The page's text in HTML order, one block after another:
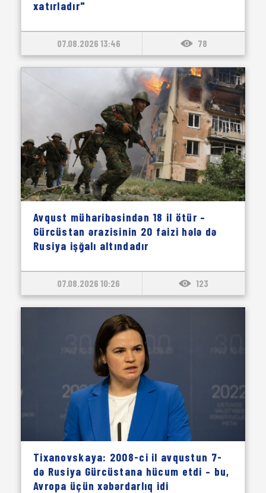
xatırladır"
07.08.2026 13:46 78
Avqust müharibəsindən 18 il ötür –
Gürcüstan ərazisinin 20 faizi hələ də
Rusiya işğalı altındadır
07.08.2026 10:26 123
Tixanovskaya: 2008-ci il avqustun 7-
də Rusiya Gürcüstana hücum etdi – bu,
Avropa üçün xəbərdarlıq idi